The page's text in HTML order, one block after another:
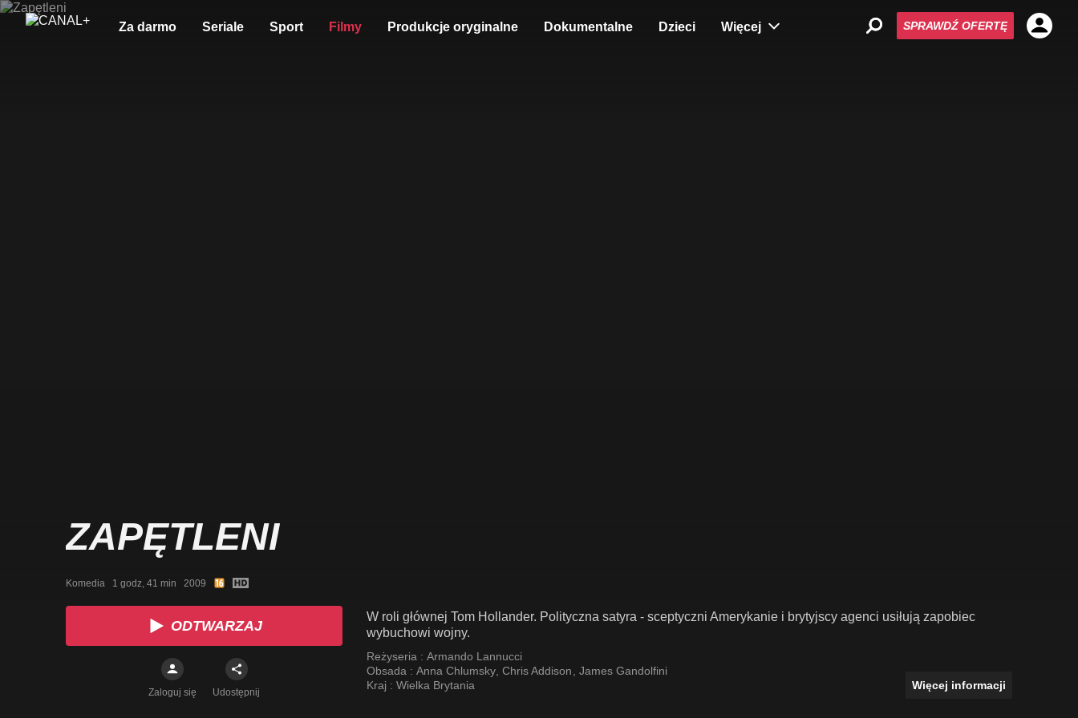
Za darmo Seriale Sport Filmy Produkcje oryginalne Dokumentalne Dzieci Więcej SPRAWDŹ OFERTĘ
ZAPĘTLENI
Komedia   1 godz, 41 min   2009
ODTWARZAJ
Zaloguj się Udostępnij
W roli głównej Tom Hollander. Polityczna satyra - sceptyczni Amerykanie i brytyjscy agenci usiłują zapobiec
wybuchowi wojny.
Reżyseria : Armando Lannucci
Obsada : Anna Chlumsky Chris Addison
James Gandolfini
Kraj : Wielka Brytania Więcej informacji